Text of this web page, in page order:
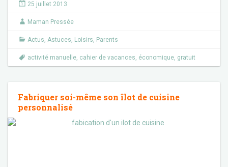
25 juillet 2013
Maman Pressée
Actus, Astuces, Loisirs, Parents
activité manuelle, cahier de vacances, économique, gratuit
Fabriquer soi-même son îlot de cuisine
personnalisé